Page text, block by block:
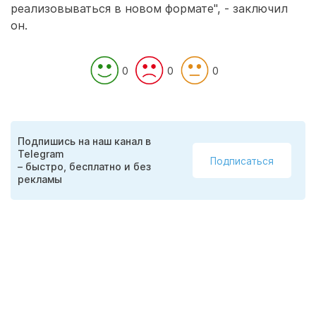
реализовываться в новом формате", - заключил
он.
0 0 0
Подпишись на наш канал в
Telegram
– быстро, бесплатно и без
рекламы
Подписаться